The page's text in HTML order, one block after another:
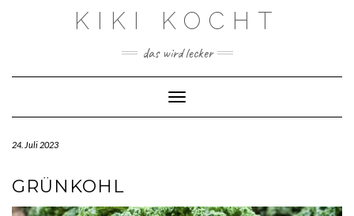
KIKI KOCHT
das wird lecker
Toggle Navigation
24. Juli 2023
GRÜNKOHL